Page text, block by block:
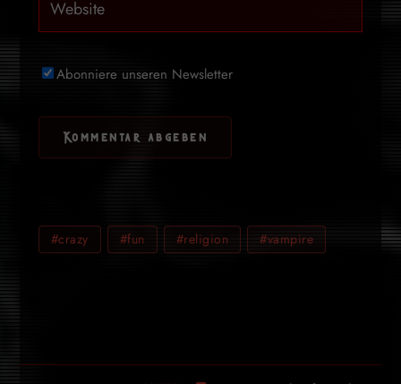
Abonniere unseren Newsletter
#crazy #fun #religion #vampire